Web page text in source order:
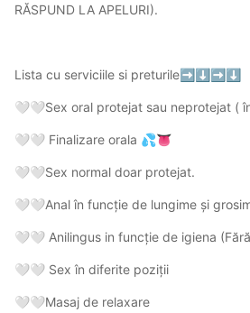
RĂSPUND LA APELURI).
Lista cu serviciile si preturile➡️ ⬇️ ➡️ ⬇️
🤍🤍Sex oral protejat sau neprotejat (
🤍🤍 Finalizare orala 💦👅
🤍🤍Sex normal doar protejat.
🤍🤍Anal în funcție de lungime și
🤍🤍 Anilingus in funcție de igiena
🤍🤍 Sex în diferite poziții
🤍🤍Masaj de relaxare